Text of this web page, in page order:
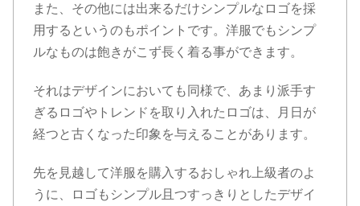
また、その他には出来るだけシンプルなロゴを採
用するというのもポイントです。洋服でもシンプ
ルなものは飽きがこず長く着る事ができます。
それはデザインにおいても同様で、あまり派手す
ぎるロゴやトレンドを取り入れたロゴは、月日が
経つと古くなった印象を与えることがあります。
先を見越して洋服を購入するおしゃれ上級者のよ
うに、ロゴもシンプル且つすっきりとしたデザイ